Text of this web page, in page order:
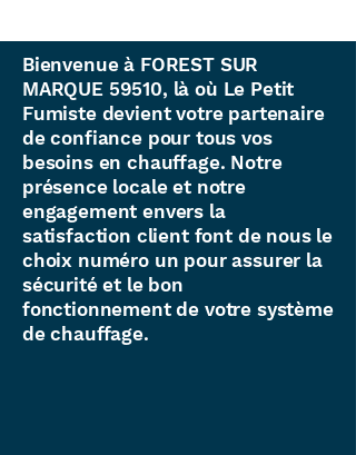
Bienvenue à FOREST SUR
MARQUE 59510, là où Le Petit
Fumiste devient votre partenaire
de confiance pour tous vos
besoins en chauffage. Notre
présence locale et notre
engagement envers la
satisfaction client font de nous le
choix numéro un pour assurer la
sécurité et le bon
fonctionnement de votre système
de chauffage.